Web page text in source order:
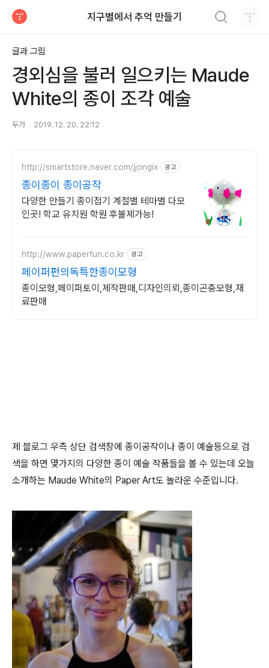
지구별에서 추억 만들기
글과 그림
경외심을 불러 일으키는 Maude
White의 종이 조각 예술
두가 2019. 12. 20. 22:12
http://smartstore.naver.com/jjongix 광고
종이종이 종이공작
다양한 만들기 종이접기 계절별 테마별 다모
인곳! 학교 유치원 학원 후불제가능!
http://www.paperfun.co.kr 광고
페이퍼펀의독특한종이모형
종이모형,페이퍼토이,제작판매,디자인의뢰,종이곤충모형,재
료판매
제 블로그 우측 상단 검색창에 종이공작이나 종이 예술등으로 검
색을 하면 몇가지의 다양한 종이 예술 작품들을 볼 수 있는데 오늘
소개하는 Maude White의 Paper Art도 놀라운 수준입니다.